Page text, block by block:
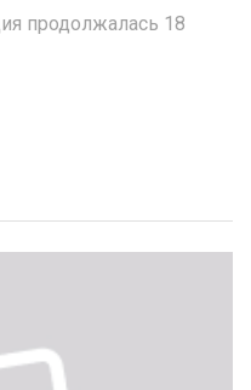
продолжалась 18